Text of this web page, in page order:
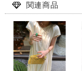
関連商品